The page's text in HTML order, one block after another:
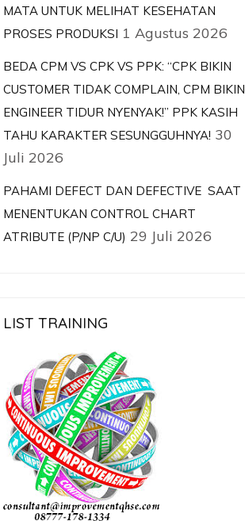
MATA UNTUK MELIHAT KESEHATAN
PROSES PRODUKSI 1 Agustus 2026
BEDA CPM VS CPK VS PPK: “CPK BIKIN
CUSTOMER TIDAK COMPLAIN, CPM BIKIN
ENGINEER TIDUR NYENYAK!” PPK KASIH
TAHU KARAKTER SESUNGGUHNYA! 30
Juli 2026
PAHAMI DEFECT DAN DEFECTIVE SAAT
MENENTUKAN CONTROL CHART
ATRIBUTE (P/NP C/U) 29 Juli 2026
LIST TRAINING